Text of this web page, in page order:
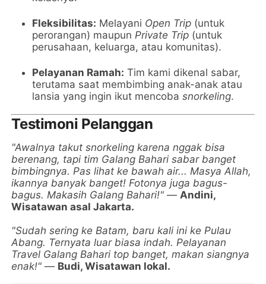
Fleksibilitas: Melayani Open Trip (untuk
perorangan) maupun Private Trip (untuk
perusahaan, keluarga, atau komunitas).
Pelayanan Ramah: Tim kami dikenal sabar,
terutama saat membimbing anak-anak atau
lansia yang ingin ikut mencobasnorkeling.
Testimoni Pelanggan
"Awalnya takut snorkeling karena nggak bisa
berenang, tapi tim Galang Bahari sabar banget
bimbingnya. Pas lihat ke bawah air... Masya Allah,
ikannya banyak banget! Fotonya juga bagus-
bagus. Makasih Galang Bahari!" — Andini,
Wisatawan asal Jakarta.
"Sudah sering ke Batam, baru kali ini ke Pulau
Abang. Ternyata luar biasa indah. Pelayanan
Travel Galang Bahari top banget, makan siangnya
enak!" — Budi, Wisatawan lokal.